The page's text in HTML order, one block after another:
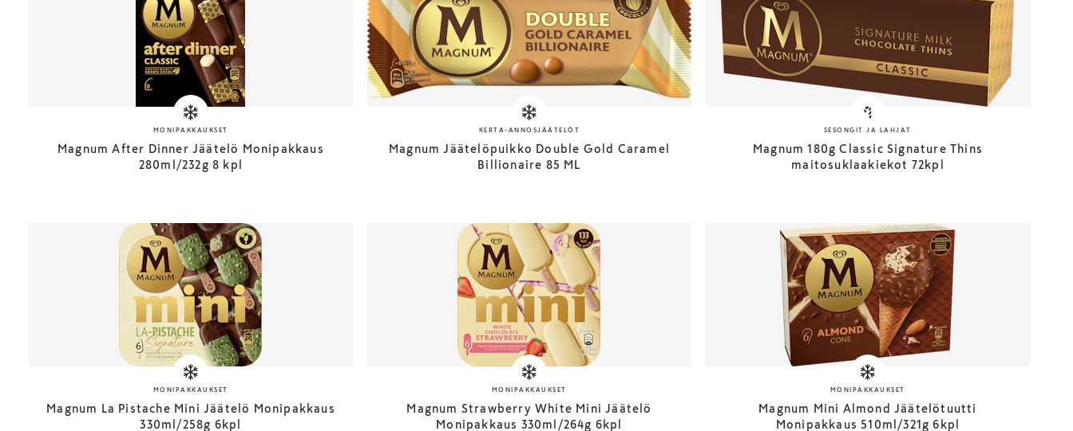
MONIPAKKAUKSET
Magnum After Dinner Jäätelö Monipakkaus
280ml/232g 8 kpl
KERTA-ANNOSJÄÄTELÖT
Magnum Jäätelöpuikko Double Gold Caramel
Billionaire 85 ML
SESONGIT JA LAHJAT
Magnum 180g Classic Signature Thins
maitosuklaakiekot 72kpl
MONIPAKKAUKSET
Magnum La Pistache Mini Jäätelö Monipakkaus
330ml/258g 6kpl
MONIPAKKAUKSET
Magnum Strawberry White Mini Jäätelö
Monipakkaus 330ml/264g 6kpl
MONIPAKKAUKSET
Magnum Mini Almond Jäätelötuutti
Monipakkaus 510ml/321g 6kpl